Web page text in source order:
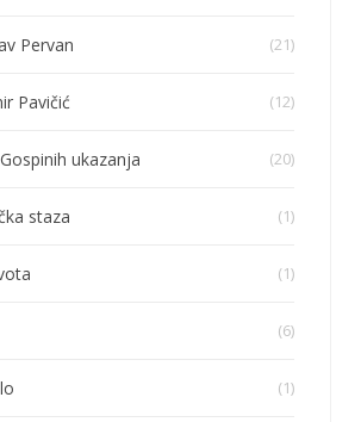
Pervan (21)
Pavičić (12)
ukazanja (20)
staza (1)
(1)
(6)
(1)